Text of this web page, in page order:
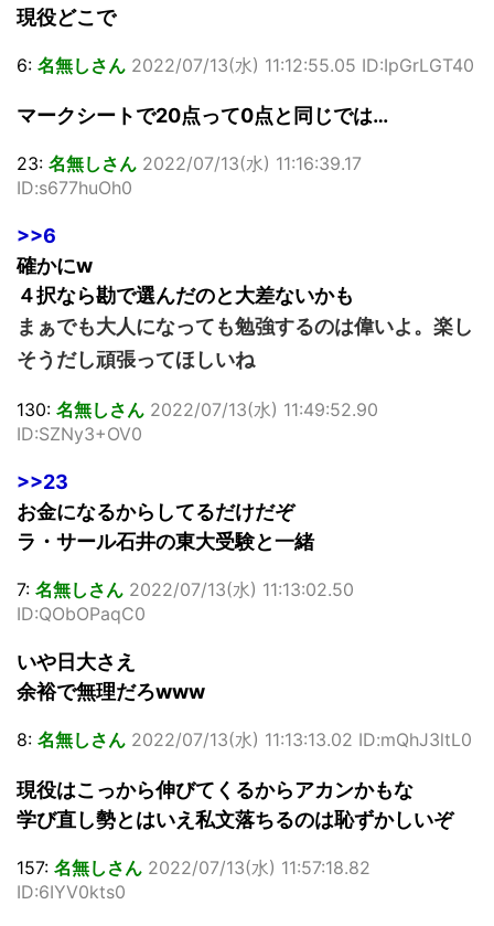
現役どこで
6: 名無しさん 2022/07/13(水) 11:12:55.05 ID:IpGrLGT40
マークシートで20点って0点と同じでは…
23: 名無しさん 2022/07/13(水) 11:16:39.17
ID:s677huOh0
>>6
確かにw
４択なら勘で選んだのと大差ないかも
まぁでも大人になっても勉強するのは偉いよ。楽し
そうだし頑張ってほしいね
130: 名無しさん 2022/07/13(水) 11:49:52.90
ID:SZNy3+OV0
>>23
お金になるからしてるだけだぞ
ラ・サール石井の東大受験と一緒
7: 名無しさん 2022/07/13(水) 11:13:02.50
ID:QObOPaqC0
いや日大さえ
余裕で無理だろwww
8: 名無しさん 2022/07/13(水) 11:13:13.02 ID:mQhJ3ltL0
現役はこっから伸びてくるからアカンかもな
学び直し勢とはいえ私文落ちるのは恥ずかしいぞ
157: 名無しさん 2022/07/13(水) 11:57:18.82
ID:6IYV0kts0